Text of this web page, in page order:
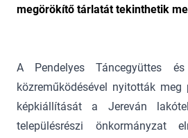
megörökítő tárlatát tekinthetik
A Pendelyes Táncegyüttes
közreműködésével nyitották meg
képkiállítását a Jereván
településrészi önkormányzat